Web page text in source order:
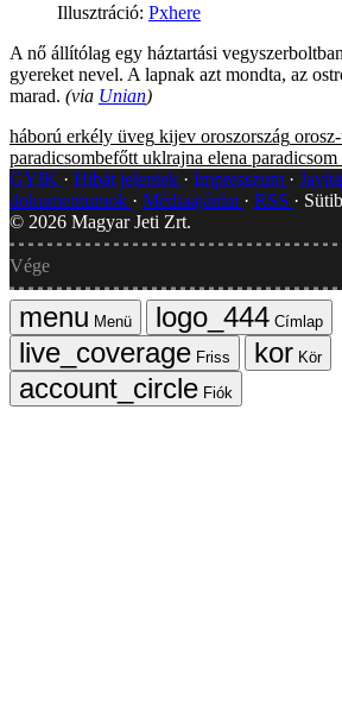
Illusztráció: Pxhere
A nő állítólag egy háztartási
gyereket nevel. A lapnak azt mondta, az
marad. (via Unian)
háború erkély üveg kijev oroszország
paradicsombefőtt uklrajna elena paradicsom
GYIK
Hibát jelentek Impresszum
dokumentumok
Médiaajánlat RSS
© 2026 Magyar Jeti Zrt.
Vége
Menü
Címlap
Friss
Kör
Fiók